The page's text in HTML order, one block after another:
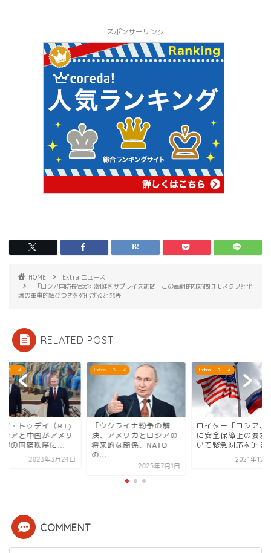
スポンサーリンク
HOME
Extra ニュース
「ロシア国防長官が北朝鮮をサプライズ訪問」この画期的な訪問はモスクワと平
壌の軍事的結びつきを強化すると発表
RELATED POST
ニュース
ア・トゥデイ（RT)
シアと中国がアメリ
導の国際秩序に...
2023年3月24日
Extra ニュース
「ウクライナ紛争の解
決、アメリカとロシアの
将来的な関係、NATO
の...
2025年7月1日
Extra ニュース
ロイター「ロシア、
に安全保障上の要求
いて緊急対応を迫る
2021年12
COMMENT